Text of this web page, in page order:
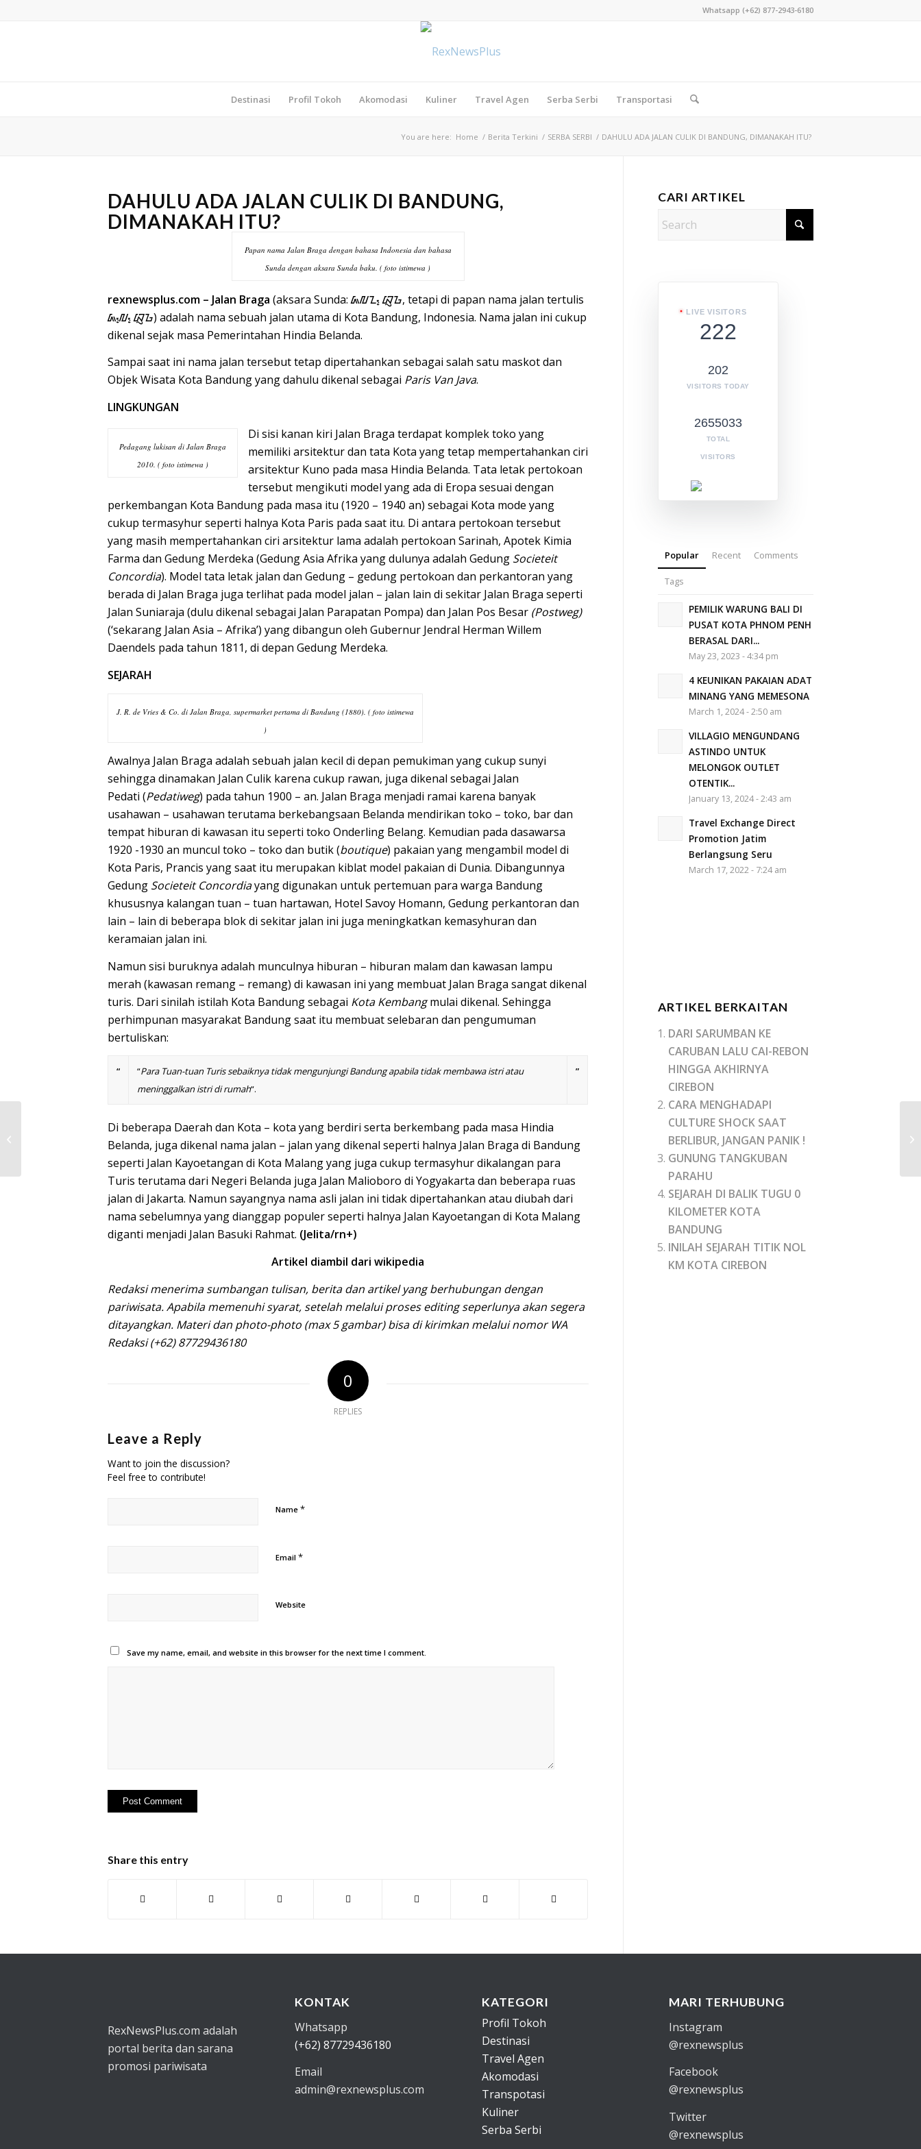
Whatsapp (+62) 877-2943-6180
Destinasi Profil Tokoh Akomodasi Kuliner Travel Agen Serba Serbi Transportasi
You are here: Home / Berita Terkini / SERBA SERBI / DAHULU ADA JALAN CULIK DI BANDUNG, DIMANAKAH ITU?
DAHULU ADA JALAN CULIK DI BANDUNG,
DIMANAKAH ITU?
Papan nama Jalan Braga dengan bahasa Indonesia dan bahasa
Sunda dengan aksara Sunda baku. ( foto istimewa )
rexnewsplus.com – Jalan Braga (aksara Sunda: ᮏᮜᮔ᮪ ᮘᮢᮌ, tetapi di papan nama jalan tertulis
ᮏ᮪ᮜ᮪ ᮘᮢᮌ) adalah nama sebuah jalan utama di Kota Bandung, Indonesia. Nama jalan ini cukup
dikenal sejak masa Pemerintahan Hindia Belanda.
Sampai saat ini nama jalan tersebut tetap dipertahankan sebagai salah satu maskot dan
Objek Wisata Kota Bandung yang dahulu dikenal sebagai Paris Van Java.
LINGKUNGAN
Pedagang lukisan di Jalan Braga
2010. ( foto istimewa )
Di sisi kanan kiri Jalan Braga terdapat komplek toko yang
memiliki arsitektur dan tata Kota yang tetap mempertahankan ciri
arsitektur Kuno pada masa Hindia Belanda. Tata letak pertokoan
tersebut mengikuti model yang ada di Eropa sesuai dengan
perkembangan Kota Bandung pada masa itu (1920 – 1940 an) sebagai Kota mode yang
cukup termasyhur seperti halnya Kota Paris pada saat itu. Di antara pertokoan tersebut
yang masih mempertahankan ciri arsitektur lama adalah pertokoan Sarinah, Apotek Kimia
Farma dan Gedung Merdeka (Gedung Asia Afrika yang dulunya adalah Gedung Societeit
Concordia). Model tata letak jalan dan Gedung – gedung pertokoan dan perkantoran yang
berada di Jalan Braga juga terlihat pada model jalan – jalan lain di sekitar Jalan Braga seperti
Jalan Suniaraja (dulu dikenal sebagai Jalan Parapatan Pompa) dan Jalan Pos Besar (Postweg)
(‘sekarang Jalan Asia – Afrika’) yang dibangun oleh Gubernur Jendral Herman Willem
Daendels pada tahun 1811, di depan Gedung Merdeka.
SEJARAH
J. R. de Vries & Co. di Jalan Braga, supermarket pertama di Bandung (1880). ( foto istimewa
)
Awalnya Jalan Braga adalah sebuah jalan kecil di depan pemukiman yang cukup sunyi
sehingga dinamakan Jalan Culik karena cukup rawan, juga dikenal sebagai Jalan
Pedati (Pedatiweg) pada tahun 1900 – an. Jalan Braga menjadi ramai karena banyak
usahawan – usahawan terutama berkebangsaan Belanda mendirikan toko – toko, bar dan
tempat hiburan di kawasan itu seperti toko Onderling Belang. Kemudian pada dasawarsa
1920 -1930 an muncul toko – toko dan butik (boutique) pakaian yang mengambil model di
Kota Paris, Prancis yang saat itu merupakan kiblat model pakaian di Dunia. Dibangunnya
Gedung Societeit Concordiayang digunakan untuk pertemuan para warga Bandung
khususnya kalangan tuan – tuan hartawan, Hotel Savoy Homann, Gedung perkantoran dan
lain – lain di beberapa blok di sekitar jalan ini juga meningkatkan kemasyhuran dan
keramaian jalan ini.
Namun sisi buruknya adalah munculnya hiburan – hiburan malam dan kawasan lampu
merah (kawasan remang – remang) di kawasan ini yang membuat Jalan Braga sangat dikenal
turis. Dari sinilah istilah Kota Bandungsebagai Kota Kembangmulai dikenal. Sehingga
perhimpunan masyarakat Bandung saat itu membuat selebaran dan pengumuman
bertuliskan:
“ “Para Tuan-tuan Turis sebaiknya tidak mengunjungi Bandung apabila tidak membawa istri atau
meninggalkan istri di rumah“.
”
Di beberapa Daerah dan Kota – kota yang berdiri serta berkembang pada masa Hindia
Belanda, juga dikenal nama jalan – jalan yang dikenal seperti halnya Jalan Braga di Bandung
seperti Jalan Kayoetangan di Kota Malangyang juga cukup termasyhur dikalangan para
Turis terutama dari Negeri Belanda juga Jalan Malioboro di Yogyakarta dan beberapa ruas
jalan di Jakarta. Namun sayangnya nama asli jalan ini tidak dipertahankan atau diubah dari
nama sebelumnya yang dianggap populer seperti halnya Jalan Kayoetangan di Kota Malang
diganti menjadi Jalan Basuki Rahmat. (Jelita/rn+)
Artikel diambil dari wikipedia
Redaksi menerima sumbangan tulisan, berita dan artikel yang berhubungan dengan
pariwisata. Apabila memenuhi syarat, setelah melalui proses editing seperlunya akan segera
ditayangkan. Materi dan photo-photo (max 5 gambar) bisa di kirimkan melalui nomor WA
Redaksi (+62) 87729436180
0
REPLIES
Leave a Reply
Want to join the discussion?
Feel free to contribute!
Name *
Email *
Website
Save my name, email, and website in this browser for the next time I comment.
Share this entry
CARI ARTIKEL
LIVE VISITORS
222
202
VISITORS TODAY
2655033
TOTAL
VISITORS
Popular Recent Comments
Tags
PEMILIK WARUNG BALI DI
PUSAT KOTA PHNOM PENH
BERASAL DARI...
May 23, 2023 - 4:34 pm
4 KEUNIKAN PAKAIAN ADAT
MINANG YANG MEMESONA
March 1, 2024 - 2:50 am
VILLAGIO MENGUNDANG
ASTINDO UNTUK
MELONGOK OUTLET
OTENTIK...
January 13, 2024 - 2:43 am
Travel Exchange Direct
Promotion Jatim
Berlangsung Seru
March 17, 2022 - 7:24 am
ARTIKEL BERKAITAN
DARI SARUMBAN KE
CARUBAN LALU CAI-REBON
HINGGA AKHIRNYA
CIREBON
CARA MENGHADAPI
CULTURE SHOCK SAAT
BERLIBUR, JANGAN PANIK !
GUNUNG TANGKUBAN
PARAHU
SEJARAH DI BALIK TUGU 0
KILOMETER KOTA
BANDUNG
INILAH SEJARAH TITIK NOL
KM KOTA CIREBON
RexNewsPlus.com adalah
portal berita dan sarana
promosi pariwisata
KONTAK
Whatsapp
(+62) 87729436180
Email
admin@rexnewsplus.com
KATEGORI
Profil Tokoh
Destinasi
Travel Agen
Akomodasi
Transpotasi
Kuliner
Serba Serbi
MARI TERHUBUNG
Instagram
@rexnewsplus
Facebook
@rexnewsplus
Twitter
@rexnewsplus